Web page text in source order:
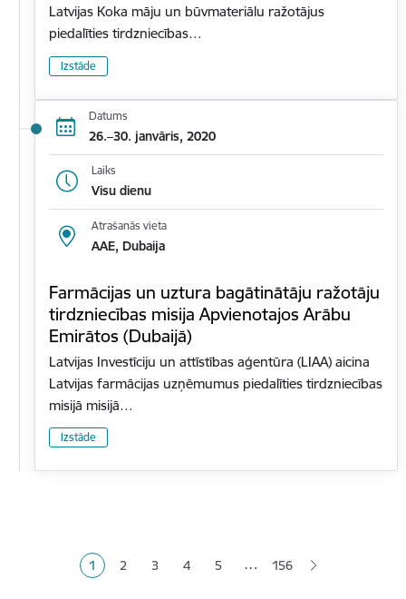
Latvijas Koka māju un būvmateriālu ražotājus
piedalīties tirdzniecības…
Izstāde
Datums
26.–30. janvāris, 2020
Laiks
Visu dienu
Atrašanās vieta
AAE, Dubaija
Farmācijas un uztura bagātinātāju ražotāju
tirdzniecības misija Apvienotajos Arābu
Emirātos (Dubaijā)
Latvijas Investīciju un attīstības aģentūra (LIAA) aicina
Latvijas farmācijas uzņēmumus piedalīties tirdzniecības
misijā misijā…
Izstāde
Pašreizējā lapa
1 Lapa
2 Lapa
3 Lapa
4 Lapa
5 … 156